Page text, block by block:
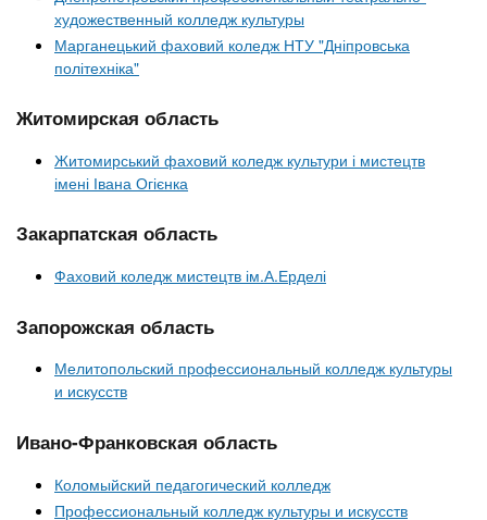
художественный колледж культуры
Марганецький фаховий коледж НТУ "Дніпровська
політехніка"
Житомирская область
Житомирський фаховий коледж культури і мистецтв
імені Івана Огієнка
Закарпатская область
Фаховий коледж мистецтв ім.А.Ерделі
Запорожская область
Мелитопольский профессиональный колледж культуры
и искусств
Ивано-Франковская область
Коломыйский педагогический колледж
Профессиональный колледж культуры и искусств